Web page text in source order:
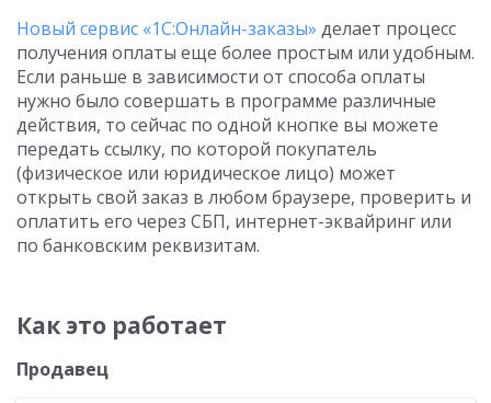
Новый сервис «1С:Онлайн-заказы» делает процесс
получения оплаты еще более простым или удобным.
Если раньше в зависимости от способа оплаты
нужно было совершать в программе различные
действия, то сейчас по одной кнопке вы можете
передать ссылку, по которой покупатель
(физическое или юридическое лицо) может
открыть свой заказ в любом браузере, проверить и
оплатить его через СБП, интернет-эквайринг или
по банковским реквизитам.
Как это работает
Продавец